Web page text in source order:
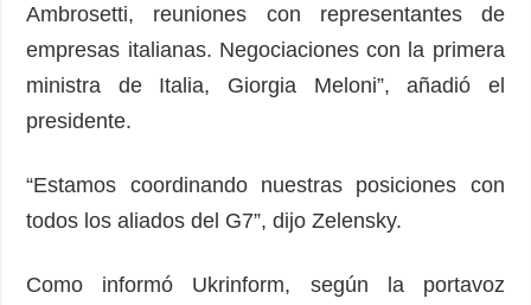
Ambrosetti, reuniones con representantes de
empresas italianas. Negociaciones con la primera
ministra de Italia, Giorgia Meloni”, añadió el
presidente.
“Estamos coordinando nuestras posiciones con
todos los aliados del G7”, dijo Zelensky.
Como informó Ukrinform, según la portavoz